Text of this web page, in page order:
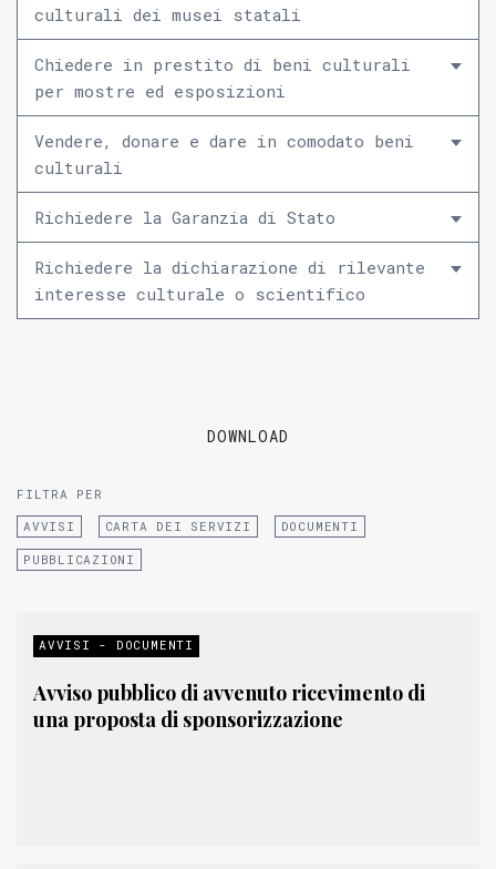
culturali dei musei statali
Chiedere in prestito di beni culturali
per mostre ed esposizioni
Vendere, donare e dare in comodato beni
culturali
Richiedere la Garanzia di Stato
Richiedere la dichiarazione di rilevante
interesse culturale o scientifico
DOWNLOAD
FILTRA PER
AVVISI
CARTA DEI SERVIZI
DOCUMENTI
PUBBLICAZIONI
AVVISI - DOCUMENTI
Avviso pubblico di avvenuto ricevimento di
una proposta di sponsorizzazione